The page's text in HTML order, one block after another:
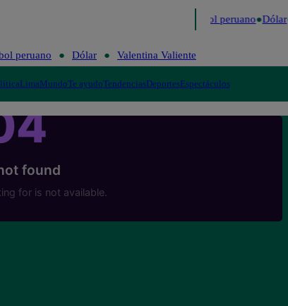
Fútbol peruano Dólar
peruano Dólar Valentina Valiente
LimaMundoTe ayudoTendenciasDeportesEspectáculos